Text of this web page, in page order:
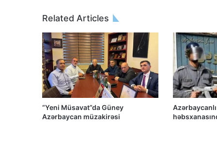
Related Articles
“Yeni Müsavat”da Güney
Azərbaycan müzakirəsi